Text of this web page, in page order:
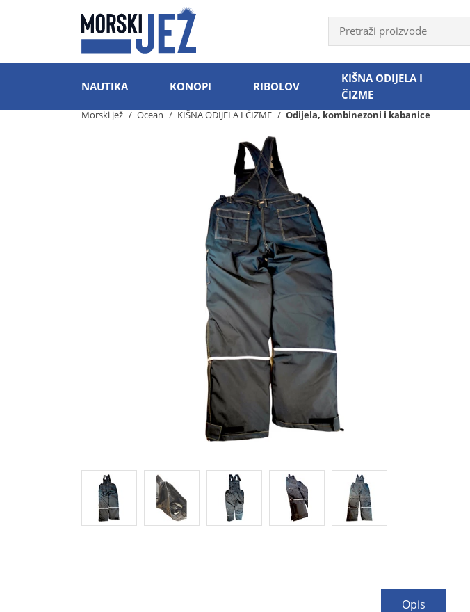
NAUTIKA KONOPI RIBOLOV
KIŠNA ODIJELA I
ČIZME
Morski jež Ocean KIŠNA ODIJELA I ČIZME Odijela, kombinezoni i kabanice
Opis